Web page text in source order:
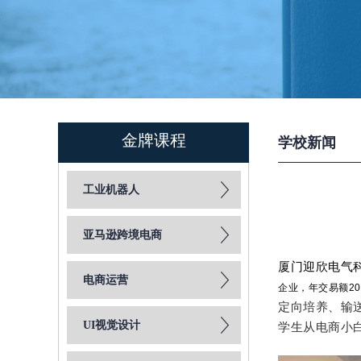
金牌课程
工业机器人
亚马逊跨境电商
电商运营
UI视觉设计
学校新闻
厦门迎欣电气
企业，年交易额
定向培养、输
学生从电商小